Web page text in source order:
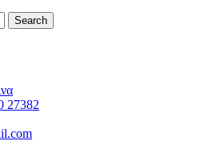
Search
27382